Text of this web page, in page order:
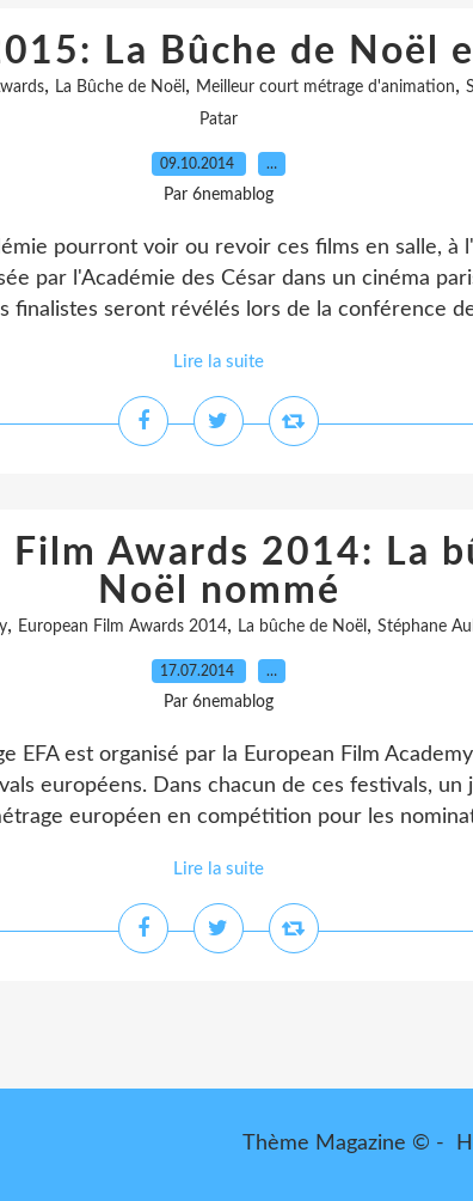
La Bûche de Noël
, La Bûche de Noël, Meilleur court métrage d'animation,
Patar
09.10.2014 …
Par 6nemablog
pourront voir ou revoir ces films en salle, à
par l'Académie des César dans un cinéma
finalistes seront révélés lors de la conférence
Lire la suite
Film Awards 2014: La
Noël nommé
, European Film Awards 2014, La bûche de Noël , Stéphane
17.07.2014 …
Par 6nemablog
EFA est organisé par la European Film
européens. Dans chacun de ces festivals, un
européen en compétition pour les
Lire la suite
Thème Magazine © -